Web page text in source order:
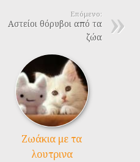
Επόμενο:
Αστείοι θόρυβοι από τα
ζώα
Ζωάκια με τα
λουτρινα